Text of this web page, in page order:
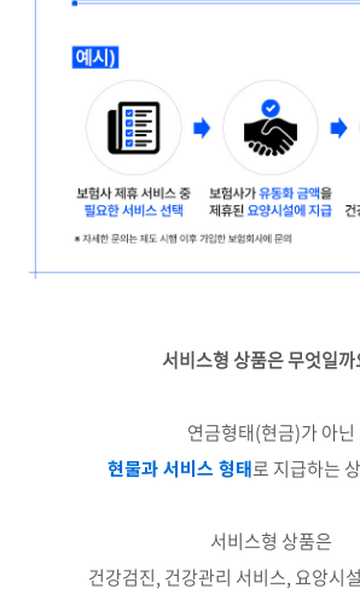
서비스형 상품은 무엇일까
연금형태(현금)가 아닌
현물과 서비스 형태로 지급하는
서비스형 상품은
건강검진, 건강관리 서비스, 요앙시